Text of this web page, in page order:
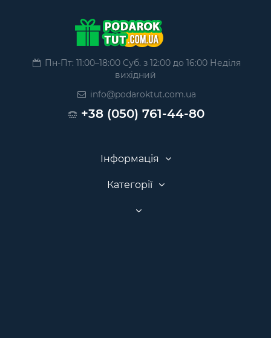
Пн-Пт: 11:00–18:00 Суб. з 12:00 до 16:00 Неділя
вихідний
info@podaroktut.com.ua
+38 (050) 761-44-80
Інформація
Категорії